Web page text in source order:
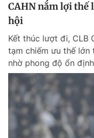
CAHN nắm lợi thế
hội
Kết thúc lượt đi, CLB
tạm chiếm ưu thế lớn
nhờ phong độ ổn